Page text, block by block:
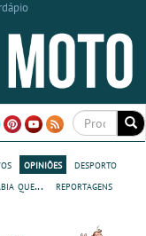
opiniões
desporto
que...
reportagens